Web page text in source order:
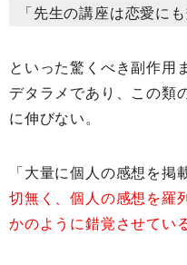
「先生の講座は恋愛にも
といった驚くべき副作用
デタラメであり、この類
に伸びない。
「大量に個人の感想を掲
切無く、個人の感想を羅
かのように錯覚させてい